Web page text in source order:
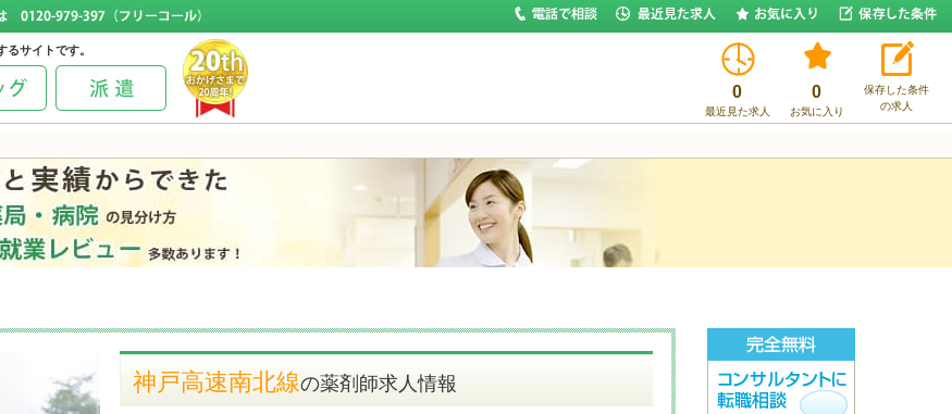
るサイトです。
0
最近見た求人
0
お気に入り
保存した条件
の求人
神戸高速南北線の薬剤師求人情報